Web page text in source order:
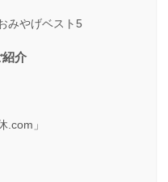
みやげベスト5
介
.com」